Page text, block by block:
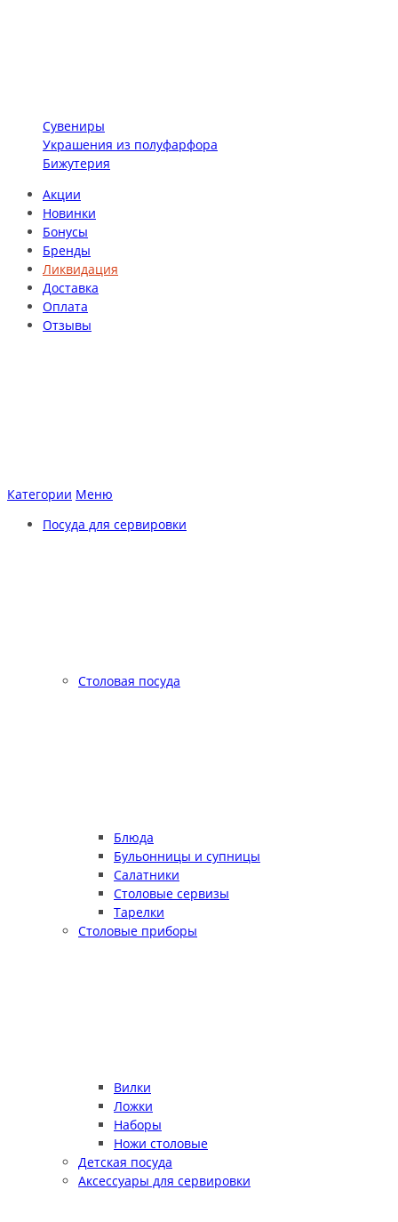
Сувениры
Украшения из полуфарфора
Бижутерия
Акции
Новинки
Бонусы
Бренды
Ликвидация
Доставка
Оплата
Отзывы
Категории Меню
Посуда для сервировки
Столовая посуда
Блюда
Бульонницы и супницы
Салатники
Столовые сервизы
Тарелки
Столовые приборы
Вилки
Ложки
Наборы
Ножи столовые
Детская посуда
Аксессуары для сервировки